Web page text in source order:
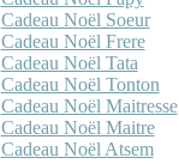
Cadeau Noël Soeur
Cadeau Noël Frere
Cadeau Noël Tata
Cadeau Noël Tonton
Cadeau Noël Maitresse
Cadeau Noël Maitre
Cadeau Noël Atsem